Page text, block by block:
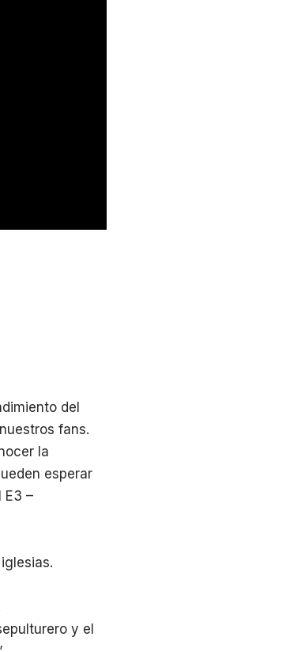
del
fans.
la
esperar
E3 –
y el